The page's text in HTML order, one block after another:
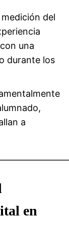
del
una
durante los
a
en